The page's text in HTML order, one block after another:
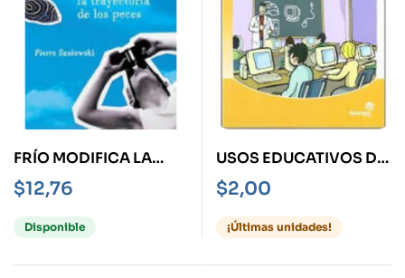
FRÍO MODIFICA LA
TRAYECTORA DE LOS
PECES
$12,76
Disponible
USOS EDUCATIVOS DE
INTERNET
$2,00
¡Últimas unidades!